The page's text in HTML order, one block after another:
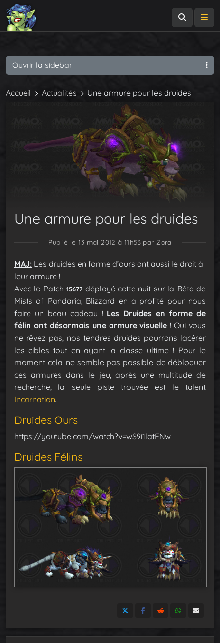
Accueil Actualités Une armure pour les druides
Une armure pour les druides
Publié le 13 mai 2012 à 11h53 par Zora
MAJ: Les druides en forme d’ours ont aussi le droit à
leur armure !
Avec le Patch15677 déployé cette nuit sur la Bêta de
Mists of Pandaria, Blizzard en a profité pour nous
faire un beau cadeau ! Les Druides en forme de
félin ont désormais une armure visuelle ! Oui vous
ne rêvez pas, nos tendres druides pourrons lacérer
les cibles tout en ayant la classe ultime ! Pour le
moment cela ne semble pas possible de débloquer
ces armures dans le jeu, après une multitude de
recherche, la seule piste trouvée est le talent
Incarnation.
Druides Ours
https://youtube.com/watch?v=wS9i1latFNw
Druides Félins
Ouvrir la sidebar